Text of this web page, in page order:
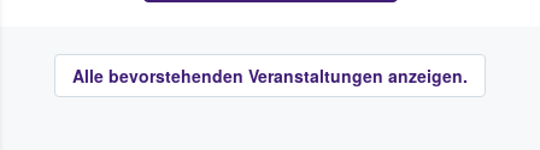
Alle bevorstehenden Veranstaltungen anzeigen.